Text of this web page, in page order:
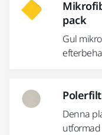
pack
Gul
Denna